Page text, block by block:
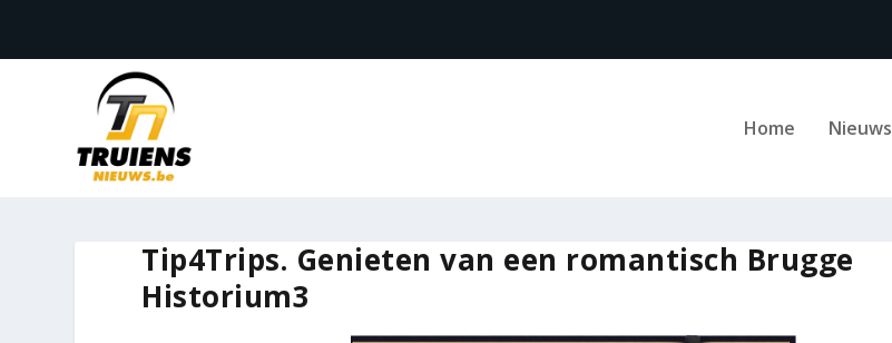
Home Nieuws
Tip4Trips. Genieten van een romantisch Brugge
Historium3